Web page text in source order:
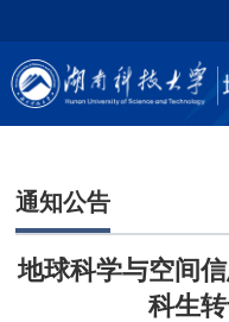
通知公告
地球科学与空间
科生